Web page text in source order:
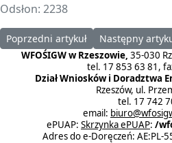
Odsłon: 2238
Poprzedni artykuł: „Ekorodzina
Poprzedni artykuł Następny
Następny
WFOŚIGW w Rzeszowie, 35-030
tel. 17 853 63 81,
Dział Wniosków i Doradztwa
Rzeszów, ul.
tel. 17 742
email:
ePUAP: Skrzynka ePUAP: /
Adres do e-Doręczeń: AE:PL-